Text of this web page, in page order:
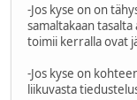
-Jos kyse on on
samaltakaan
toimii kerralla ovat
-Jos kyse on
liikuvasta